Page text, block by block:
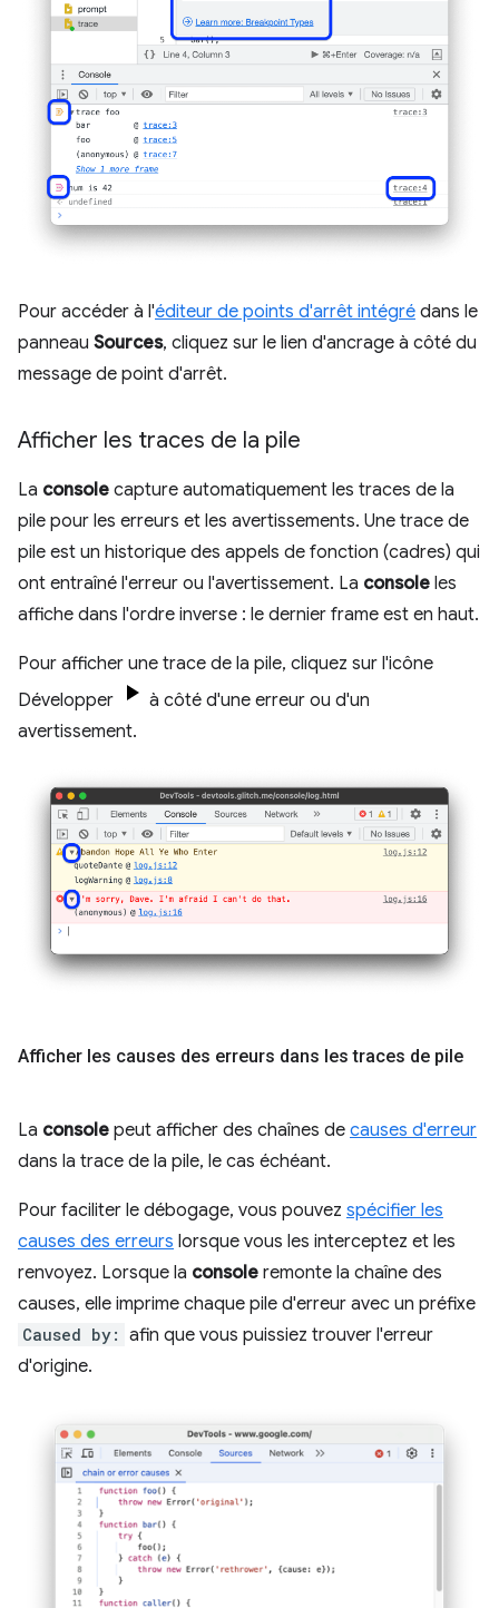
Pour accéder à l'éditeur de points d'arrêt intégré dans le
panneau Sources, cliquez sur le lien d'ancrage à côté du
message de point d'arrêt.
Afficher les traces de la pile
La console capture automatiquement les traces de la
pile pour les erreurs et les avertissements. Une trace de
pile est un historique des appels de fonction (cadres) qui
ont entraîné l'erreur ou l'avertissement. La console les
affiche dans l'ordre inverse : le dernier frame est en haut.
Pour afficher une trace de la pile, cliquez sur l'icône
Développer
à côté d'une erreur ou d'un
avertissement.
Afficher les causes des erreurs dans les traces de pile
La console peut afficher des chaînes de causes d'erreur
dans la trace de la pile, le cas échéant.
Pour faciliter le débogage, vous pouvez spécifier les
causes des erreurs lorsque vous les interceptez et les
renvoyez. Lorsque la console remonte la chaîne des
causes, elle imprime chaque pile d'erreur avec un préfixe
Caused by: afin que vous puissiez trouver l'erreur
d'origine.